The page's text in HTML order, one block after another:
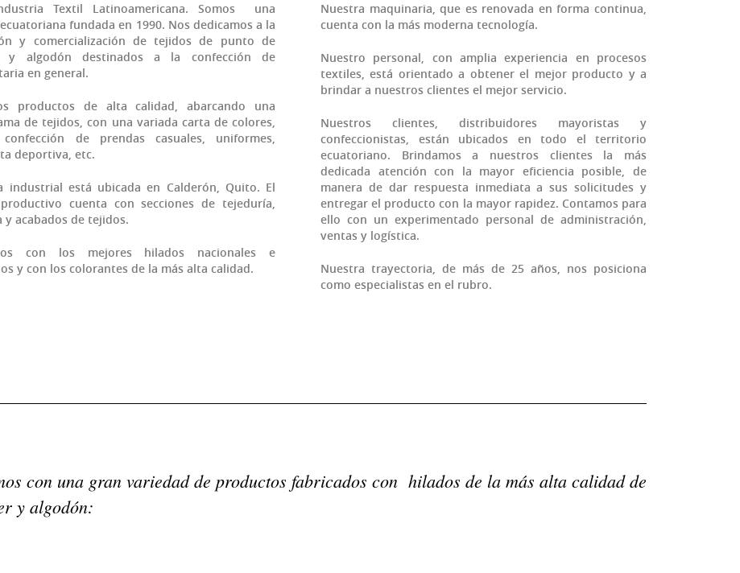
Textil Latinoamericana. Somos una
fundada en 1990. Nos dedicamos a la
y comercialización de tejidos de punto de
y algodón destinados a la confección de
en general.
productos de alta calidad, abarcando una
de tejidos, con una variada carta de colores,
de prendas casuales, uniformes,
deportiva, etc.
industrial está ubicada en Calderón, Quito. El
cuenta con secciones de tejeduría,
acabados de tejidos.
con los mejores hilados nacionales e
y con los colorantes de la más alta calidad.
Nuestra maquinaria, que es renovada en forma continua,
cuenta con la más moderna tecnología.
Nuestro personal, con amplia experiencia en procesos
textiles, está orientado a obtener el mejor producto y a
brindar a nuestros clientes el mejor servicio.
Nuestros clientes, distribuidores mayoristas y
confeccionistas, están ubicados en todo el territorio
ecuatoriano. Brindamos a nuestros clientes la más
dedicada atención con la mayor eficiencia posible, de
manera de dar respuesta inmediata a sus solicitudes y
entregar el producto con la mayor rapidez. Contamos para
ello con un experimentado personal de administración,
ventas y logística.
Nuestra trayectoria, de más de 25 años, nos posiciona
como especialistas en el rubro.
con una gran variedad de productos fabricados con hilados de la más alta calidad de
y algodón: